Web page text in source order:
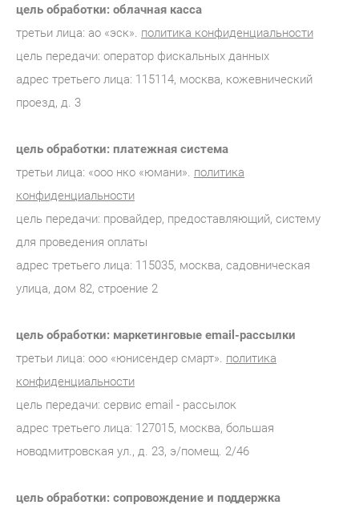
цель обработки: облачная касса
третьи лица: ао «эск». политика конфиденциальности
цель передачи: оператор фискальных данных
адрес третьего лица: 115114, москва, кожевнический
проезд, д. 3
цель обработки: платежная система
третьи лица: «ооо нко «юмани». политика
конфиденциальности
цель передачи: провайдер, предоставляющий, систему
для проведения оплаты
адрес третьего лица: 115035, москва, садовническая
улица, дом 82, строение 2
цель обработки: маркетинговые email-рассылки
третьи лица: ооо «юнисендер смарт». политика
конфиденциальности
цель передачи: сервис email - рассылок
адрес третьего лица: 127015, москва, большая
новодмитровская ул., д. 23, э/помещ. 2/46
цель обработки: сопровождение и поддержка